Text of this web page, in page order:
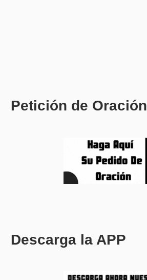
Petición de Oración
Descarga la APP